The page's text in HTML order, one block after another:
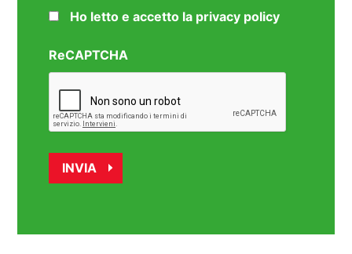
Ho letto e accetto la privacy policy
ReCAPTCHA